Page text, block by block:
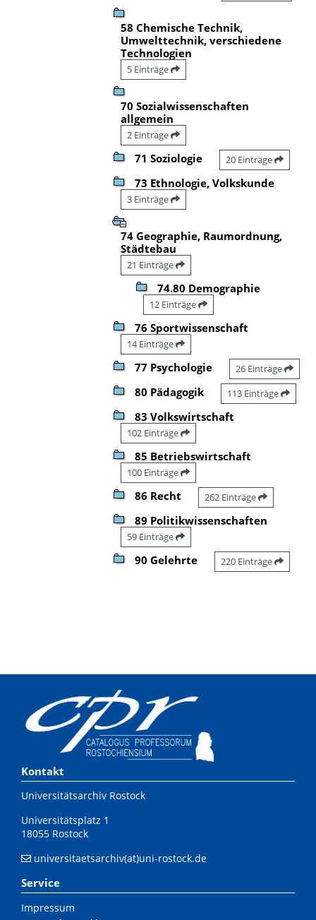
58 Chemische Technik,
Umwelttechnik, verschiedene
Technologien
5 Einträge
70 Sozialwissenschaften
allgemein
2 Einträge
71 Soziologie 20 Einträge
73 Ethnologie, Volkskunde
3 Einträge
74 Geographie, Raumordnung,
Städtebau
21 Einträge
74.80 Demographie
12 Einträge
76 Sportwissenschaft
14 Einträge
77 Psychologie 26 Einträge
80 Pädagogik 113 Einträge
83 Volkswirtschaft
102 Einträge
85 Betriebswirtschaft
100 Einträge
86 Recht 262 Einträge
89 Politikwissenschaften
59 Einträge
90 Gelehrte 220 Einträge
Kontakt
Universitätsarchiv Rostock
Universitätsplatz 1
18055 Rostock
universitaetsarchiv(at)uni-rostock.de
Service
Impressum